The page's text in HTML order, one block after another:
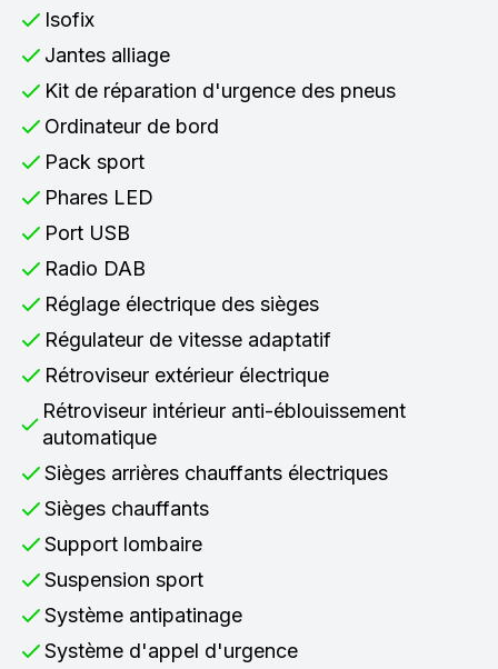
Isofix
Jantes alliage
Kit de réparation d'urgence des pneus
Ordinateur de bord
Pack sport
Phares LED
Port USB
Radio DAB
Réglage électrique des sièges
Régulateur de vitesse adaptatif
Rétroviseur extérieur électrique
Rétroviseur intérieur anti-éblouissement
automatique
Sièges arrières chauffants électriques
Sièges chauffants
Support lombaire
Suspension sport
Système antipatinage
Système d'appel d'urgence